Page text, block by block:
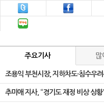
주요기사 많
조용익 부천시장, 지하차도·침수우
추미애 지사, “경기도 재정 비상 상황